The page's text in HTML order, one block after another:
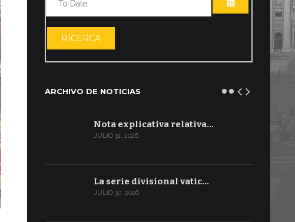
ABRIR EL
RICERCA
ARCHIVO DE NOTICIAS
Nota explicativa relativa…
JULIO 31, 2026
La serie divisional vatic…
JULIO 30, 2026